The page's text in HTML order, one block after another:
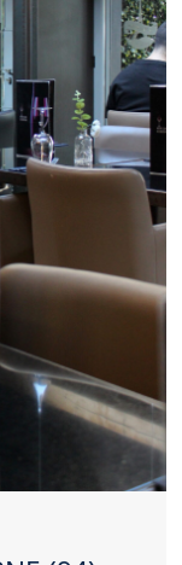
très bien
de qualité. Un
lorsqu’il reste
participent à la
régularité est une
Marne apprécié.
le choix d’un
d’un Restaurant
différentes. Une
un Restaurant Val
un
Un
pour un
l’identité
L’exigence en
de Marne.
implique de
durablement
de Marne se
du personnel
Marne. Un
Val de